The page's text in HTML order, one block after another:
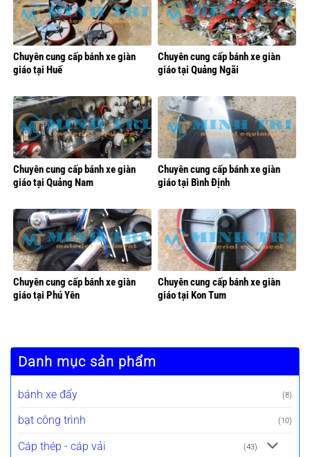
Danh mục sản phẩm
bánh xe đẩy (8)
bạt công trình (10)
Cáp thép - cáp vải (43)
Chuyên cung cấp bánh xe giàn
giáo tại Huế
Chuyên cung cấp bánh xe giàn
giáo tại Quảng Ngãi
Chuyên cung cấp bánh xe giàn
giáo tại Quảng Nam
Chuyên cung cấp bánh xe giàn
giáo tại Bình Định
Chuyên cung cấp bánh xe giàn
giáo tại Phú Yên
Chuyên cung cấp bánh xe giàn
giáo tại Kon Tum